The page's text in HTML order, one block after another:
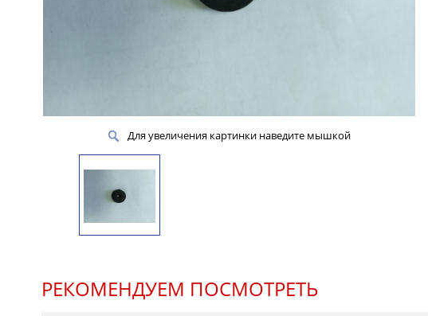
Для увеличения картинки наведите мышкой
РЕКОМЕНДУЕМ ПОСМОТРЕТЬ